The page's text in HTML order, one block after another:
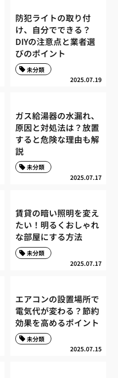
防犯ライトの取り付
け、自分でできる？
DIYの注意点と業者選
びのポイント
2025.07.19
未分類
ガス給湯器の水漏れ、
原因と対処法は？放置
すると危険な理由も解
説
2025.07.17
未分類
賃貸の暗い照明を変え
たい！明るくおしゃれ
な部屋にする方法
2025.07.17
未分類
エアコンの設置場所で
電気代が変わる？節約
効果を高めるポイント
2025.07.15
未分類